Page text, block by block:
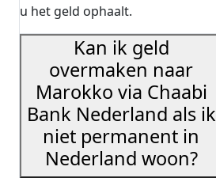
u het geld ophaalt.
Kan ik geld
overmaken naar
Marokko via Chaabi
Bank Nederland als ik
niet permanent in
Nederland woon?